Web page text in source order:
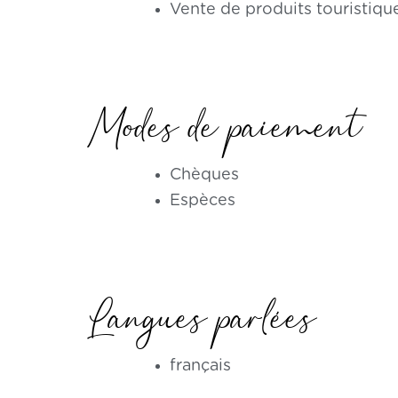
Vente de produits
Modes de paiement
Chèques
Espèces
Langues parlées
français